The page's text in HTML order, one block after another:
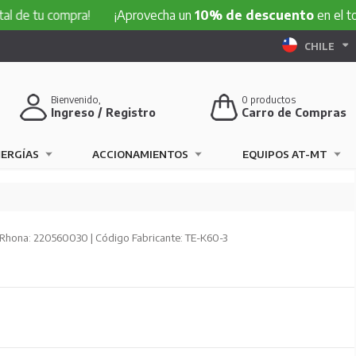
¡Aprovecha un10% de descuentoen el total de tu
CHILE
0 productos
Carro de Compras
Bienvenido,
Ingreso / Registro
ACCIONAMIENTOS EQUIPOS AT-MT
220560030 | Código Fabricante: TE-K60-3